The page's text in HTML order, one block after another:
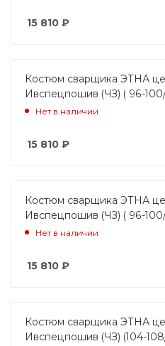
15 810 ₽
Костюм сварщика ЭТНА
Ивспецпошив (ЧЗ) ( 96-100/
Нет в наличии
15 810 ₽
Костюм сварщика ЭТНА
Ивспецпошив (ЧЗ) ( 96-
Нет в наличии
15 810 ₽
Костюм сварщика ЭТНА
Ивспецпошив (ЧЗ) (104-